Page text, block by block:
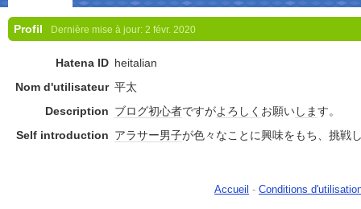
Profil Dernière mise à jour: 2 févr. 2020
Hatena ID heitalian
Nom d'utilisateur 平太
Description ブログ初心者ですがよろしく お願いします。
Self introduction アラサー男子が色々なことに興味をもち、挑戦
Accueil - Conditions